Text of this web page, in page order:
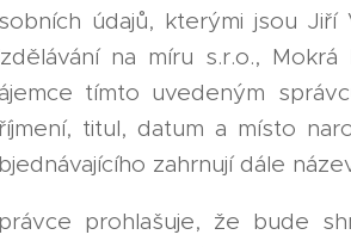
údajů, kterými jsou
na míru s.r.o.,
tímto uvedeným
titul, datum a místo
zahrnují dále
prohlašuje, že bude